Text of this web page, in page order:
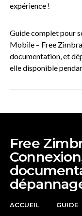
expérience !
Guide complet pour
Mobile – Free
documentation, et
elle disponible
Free
ACCUEIL GUIDE